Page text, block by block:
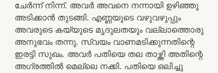
ചേർന്ന് നിന്ന്. അവർ അവനെ നന്നായി ഉഴിഞ്ഞു
അടിക്കാൻ തുടങ്ങി. എണ്ണയുടെ വഴുവഴുപ്പും
അവരുടെ കയ്യുടെ മൃദുലതയും വല്ലാത്തൊരു
അനുഭവം തന്നു. സ്വയം വാണമടിക്കുന്നതിന്റെ
ഇരട്ടി സുഖം. അവർ പതിയെ തല താഴ്ത്തി അതിന്റെ
അഗ്രത്തിൽ മെല്ലെ നക്കി. പതിയെ ഒലിച്ചു